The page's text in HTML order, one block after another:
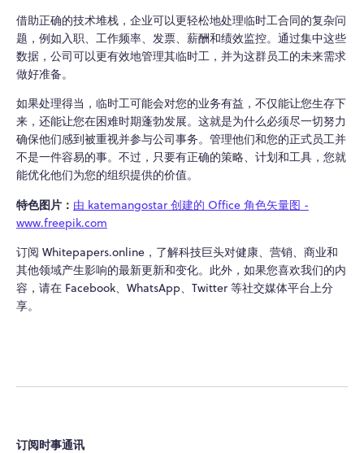
借助正确的技术堆栈，企业可以更轻松地处理临时工合同的复杂问
题，例如入职、工作频率、发票、薪酬和绩效监控。通过集中这些
数据，公司可以更有效地管理其临时工，并为这群员工的未来需求
做好准备。
如果处理得当，临时工可能会对您的业务有益，不仅能让您生存下
来，还能让您在困难时期蓬勃发展。这就是为什么必须尽一切努力
确保他们感到被重视并参与公司事务。管理他们和您的正式员工并
不是一件容易的事。不过，只要有正确的策略、计划和工具，您就
能优化他们为您的组织提供的价值。
特色图片： 由 katemangostar 创建的 Office 角色矢量图 -
www.freepik.com
订阅 Whitepapers.online，了解科技巨头对健康、营销、商业和
其他领域产生影响的最新更新和变化。此外，如果您喜欢我们的内
容，请在 Facebook、WhatsApp、Twitter 等社交媒体平台上分
享。
订阅时事通讯